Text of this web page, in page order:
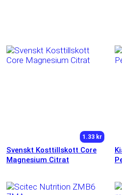
1.33 kr
Svenskt Kosttillskott Core
Magnesium Citrat